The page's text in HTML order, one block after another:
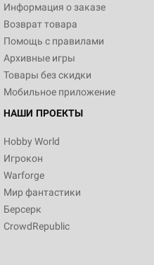
Информация о заказе
Возврат товара
Помощь с правилами
Архивные игры
Товары без скидки
Мобильное приложение
НАШИ ПРОЕКТЫ
Hobby World
Игрокон
Warforge
Мир фантастики
Берсерк
CrowdRepublic